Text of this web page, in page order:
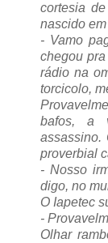
cortesia
nascido em
- Vamo
chegou
rádio na
torcicolo,
bafos, a
assassino.
proverbial
- Nosso
digo, no
O Iapetec
-
Olhar